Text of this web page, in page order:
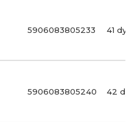
5906083805233 41 dydis
5906083805240 42